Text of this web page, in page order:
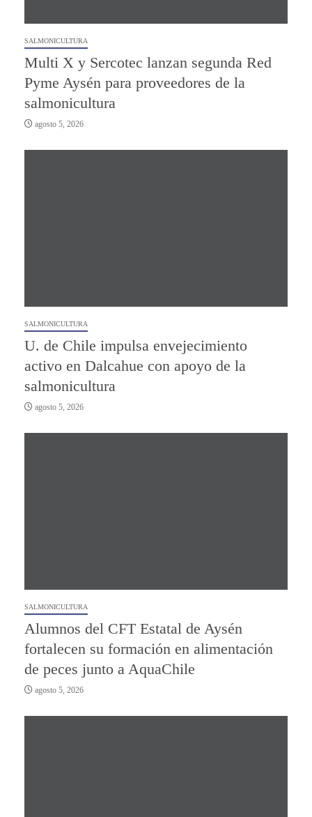
SALMONICULTURA
Multi X y Sercotec lanzan segunda Red
Pyme Aysén para proveedores de la
salmonicultura
agosto 5, 2026
SALMONICULTURA
U. de Chile impulsa envejecimiento
activo en Dalcahue con apoyo de la
salmonicultura
agosto 5, 2026
SALMONICULTURA
Alumnos del CFT Estatal de Aysén
fortalecen su formación en alimentación
de peces junto a AquaChile
agosto 5, 2026